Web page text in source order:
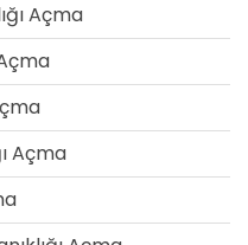
Açma
Açma